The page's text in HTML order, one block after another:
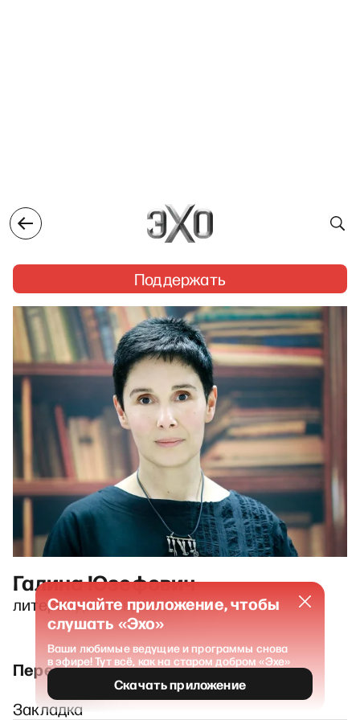
Поддержать
Галина Юзефович
литературный критик
Передачи
Закладка
Скачайте приложение, чтобы
слушать «Эхо»
Ваши любимые ведущие и программы снова
в эфире! Тут всё, как на старом добром «Эхе»
Скачать приложение